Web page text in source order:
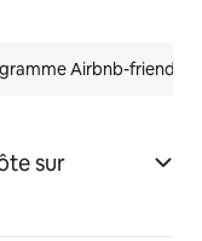
Airbnb-friendly
sur